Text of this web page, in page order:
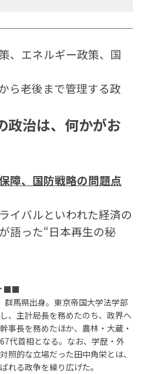
、エネルギー政策、国
ら老後まで管理する政
政治は、何かがお
障、国防戦略の問題点
イバルといわれた経済の
語った“日本再生の秘
■■
群馬県出身。東京帝国大学法学部
、主計局長を務めたのち、政界へ
事長を務めたほか、農林・大蔵・
代首相となる。なお、学歴・外
照的な立場だった田中角栄とは、
れる政争を繰り広げた。